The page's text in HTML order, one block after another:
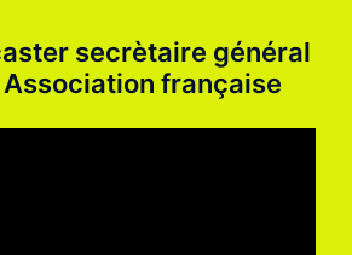
secrètaire général
Association française